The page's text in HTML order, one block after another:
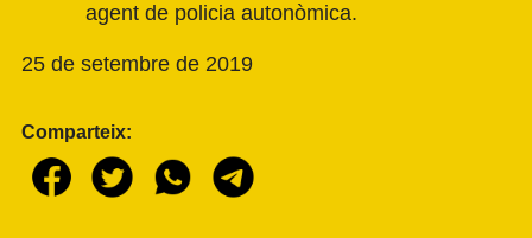
agent de policia autonòmica.
25 de setembre de 2019
Comparteix: